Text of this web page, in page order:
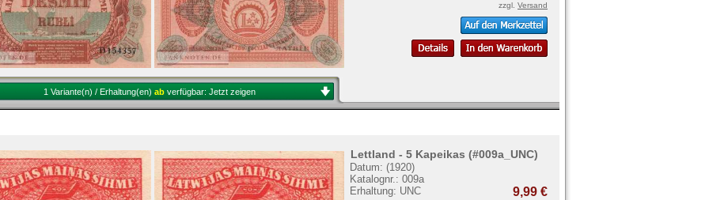
zzgl. Versand
1 Variante(n) / Erhaltung(en) ab verfügbar: Jetzt zeigen
Lettland - 5 Kapeikas (#009a_UNC)
Datum: (1920)
Katalognr.: 009a
Erhaltung: UNC
9,99 €